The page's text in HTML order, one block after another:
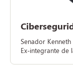
Senador Kenneth
Ex-integrante de